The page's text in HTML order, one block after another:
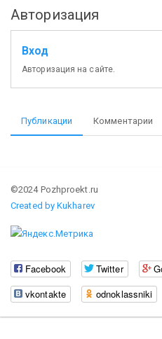
Авторизация
Вход
Авторизация на сайте.
Публикации Комментарии
©2024 Pozhproekt.ru
Created by Kukharev
Facebook Twitter
vkontakte
odnoklassniki